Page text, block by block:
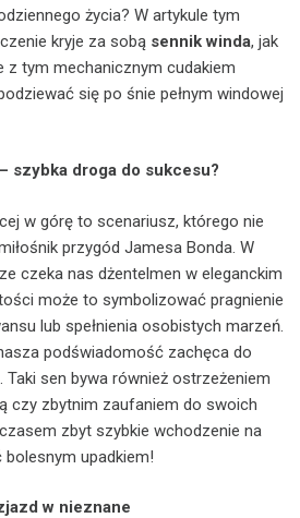
życia? W artykule tym
kryje za sobą sennik winda, jak
z tym mechanicznym cudakiem
się po śnie pełnym windowej
szybka droga do sukcesu?
w górę to scenariusz, którego nie
przygód Jamesa Bonda. W
czeka nas dżentelmen w eleganckim
może to symbolizować pragnienie
lub spełnienia osobistych marzeń.
podświadomość zachęca do
Taki sen bywa również ostrzeżeniem
czy zbytnim zaufaniem do swoich
zbyt szybkie wchodzenie na
upadkiem!
w nieznane